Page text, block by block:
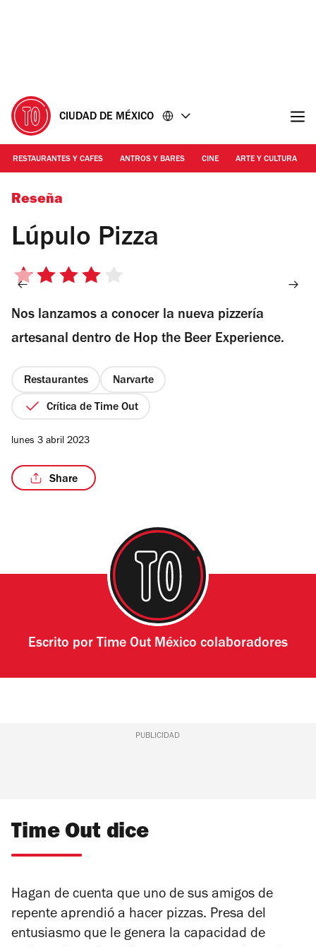
CIUDAD DE MÉXICO
RESTAURANTES Y CAFES ANTROS Y BARES CINE ARTE Y CULTURA
Foto: Alejandra Carbajal
Reseña
Lúpulo Pizza
4
5
estrellas
Nos lanzamos a conocer la nueva pizzería
artesanal dentro de Hop the Beer Experience.
Restaurantes Narvarte
Crítica de Time Out
lunes 3 abril 2023
Share
Escrito por Time Out México colaboradores
PUBLICIDAD
Time Out dice
Hagan de cuenta que uno de sus amigos de
repente aprendió a hacer pizzas. Presa del
entusiasmo que le genera la capacidad de